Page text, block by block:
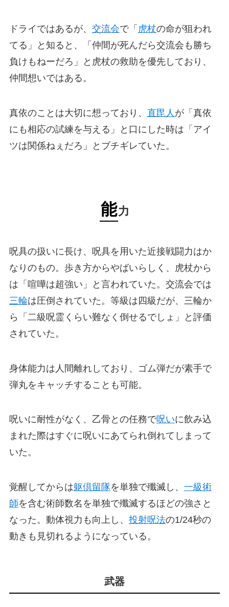
ドライではあるが、 交流会で「 虎杖の命が狙われ
てる」と知ると、「仲間が死んだら交流会も勝ち
負けもねーだろ」と虎杖の救助を優先しており、
仲間想いではある。
真依のことは大切に想っており、 直毘人 が「真依
にも相応の試練を与える」と口にした時は「アイ
ツは関係ねぇだろ」とブチギレていた。
能力
呪具の扱いに長け、呪具を用いた近接戦闘力はか
なりのもの。歩き方からやばいらしく、虎杖から
は「喧嘩は超強い」と言われていた。交流会では
三輪は圧倒されていた。等級は四級だが、三輪か
ら「二級呪霊くらい難なく倒せるでしょ」と評価
されていた。
身体能力は人間離れしており、ゴム弾だが素手で
弾丸をキャッチすることも可能。
呪いに耐性がなく、乙骨との任務で呪いに飲み込
まれた際はすぐに呪いにあてられ倒れてしまって
いた。
覚醒してからは躯倶留隊を単独で殲滅し、 一級術
師を含む術師数名を単独で殲滅するほどの強さと
なった。動体視力も向上し、 投射呪法の1/24秒の
動きも見切れるようになっている。
武器